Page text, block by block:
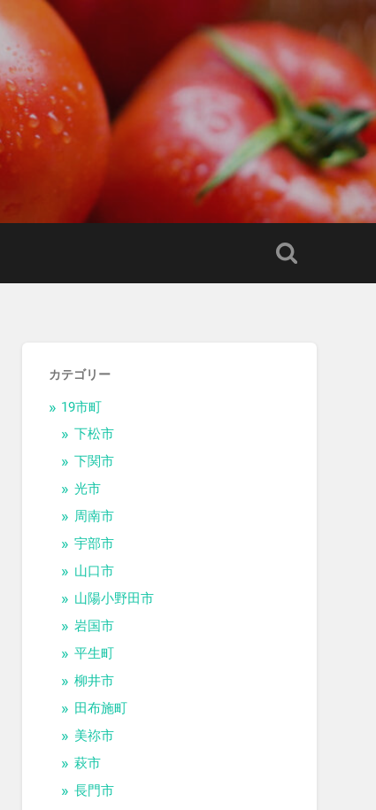
カテゴリー
19市町
下松市
下関市
光市
周南市
宇部市
山口市
山陽小野田市
岩国市
平生町
柳井市
田布施町
美祢市
萩市
長門市